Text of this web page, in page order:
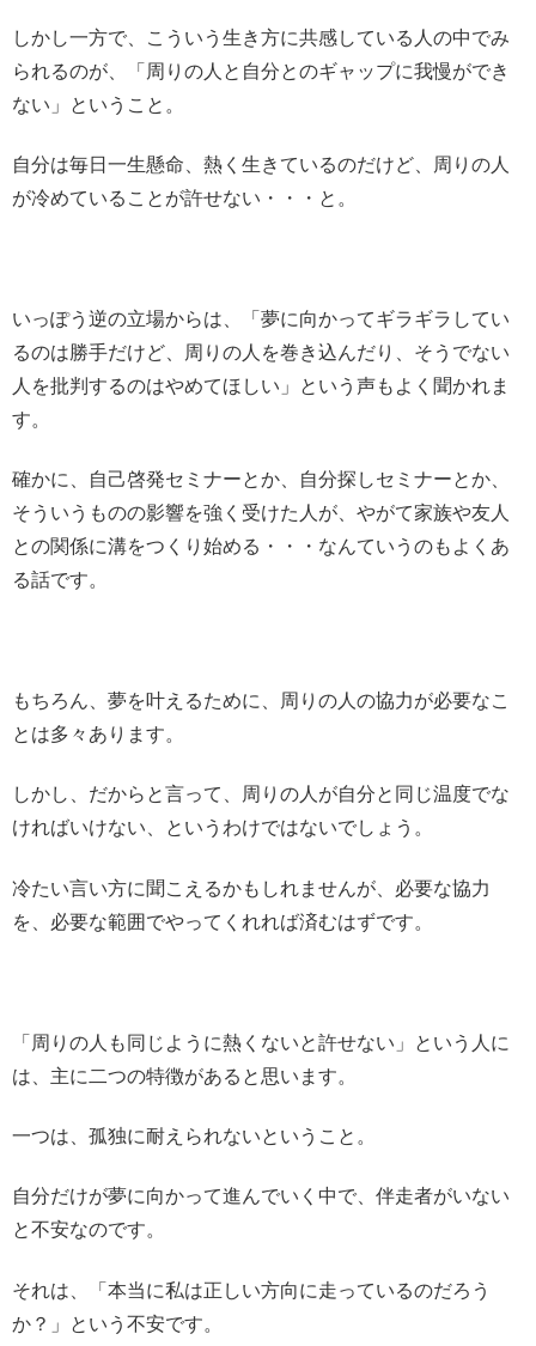
しかし一方で、こういう生き方に共感している人の中でみ
られるのが、「周りの人と自分とのギャップに我慢ができ
ない」ということ。
自分は毎日一生懸命、熱く生きているのだけど、周りの人
が冷めていることが許せない・・・と。
いっぽう逆の立場からは、「夢に向かってギラギラしてい
るのは勝手だけど、周りの人を巻き込んだり、そうでない
人を批判するのはやめてほしい」という声もよく聞かれま
す。
確かに、自己啓発セミナーとか、自分探しセミナーとか、
そういうものの影響を強く受けた人が、やがて家族や友人
との関係に溝をつくり始める・・・なんていうのもよくあ
る話です。
もちろん、夢を叶えるために、周りの人の協力が必要なこ
とは多々あります。
しかし、だからと言って、周りの人が自分と同じ温度でな
ければいけない、というわけではないでしょう。
冷たい言い方に聞こえるかもしれませんが、必要な協力
を、必要な範囲でやってくれれば済むはずです。
「周りの人も同じように熱くないと許せない」という人に
は、主に二つの特徴があると思います。
一つは、孤独に耐えられないということ。
自分だけが夢に向かって進んでいく中で、伴走者がいない
と不安なのです。
それは、「本当に私は正しい方向に走っているのだろう
か？」という不安です。